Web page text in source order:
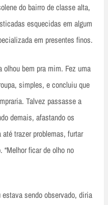
do bairro de classe alta,
esquecidas em algum
em presentes finos.
bem pra mim. Fez uma
simples, e concluiu que
Talvez passasse a
demais, afastando os
trazer problemas, furtar
ficar de olho no
sendo observado, diria